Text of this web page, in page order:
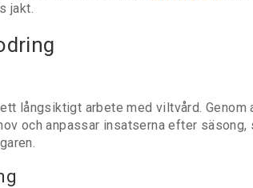
jakt.
långsiktigt arbete med viltvård. Genom
och anpassar insatserna efter säsong,